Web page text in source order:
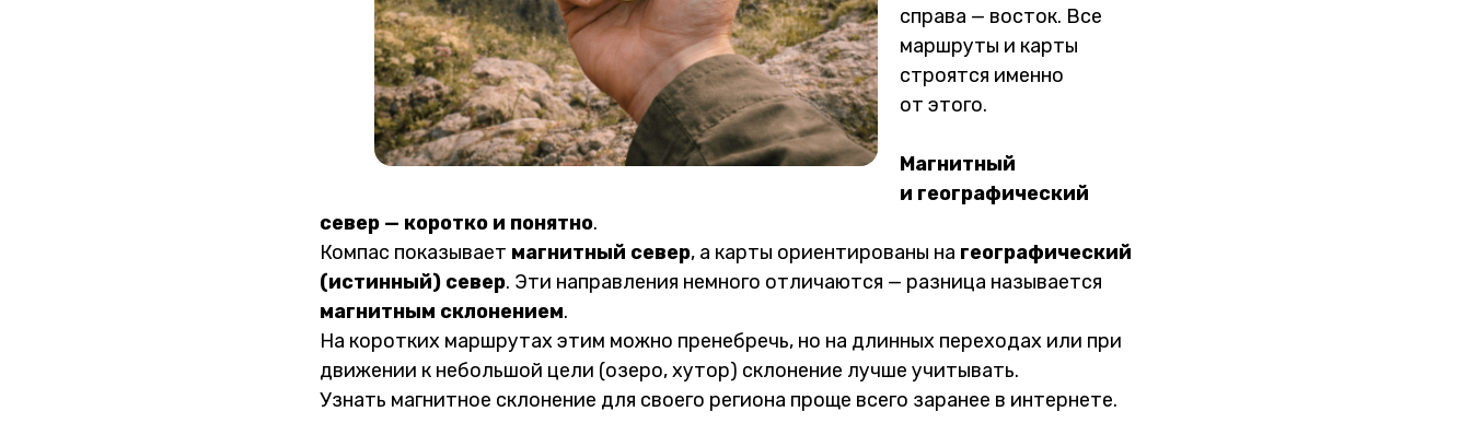
справа — восток. Все
маршруты и карты
строятся именно
от этого.
Магнитный
и географический
север — коротко и понятно.
Компас показывает магнитный север, а карты ориентированы на географический
(истинный) север. Эти направления немного отличаются — разница называется
магнитным склонением.
На коротких маршрутах этим можно пренебречь, но на длинных переходах или при
движении к небольшой цели (озеро, хутор) склонение лучше учитывать.
Узнать магнитное склонение для своего региона проще всего заранее в интернете.